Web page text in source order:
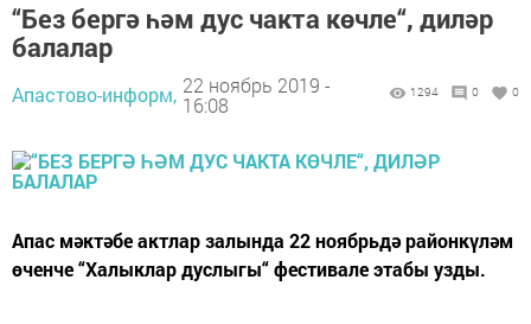
“Без бергә һәм дус чакта көчле“, диләр
балалар
Апастово-информ, 22 ноябрь 2019 -
16:08
1294 0 0
Апас мәктәбе актлар залында 22 ноябрьдә районкүләм
өченче “Халыклар дуслыгы“ фестивале этабы узды.